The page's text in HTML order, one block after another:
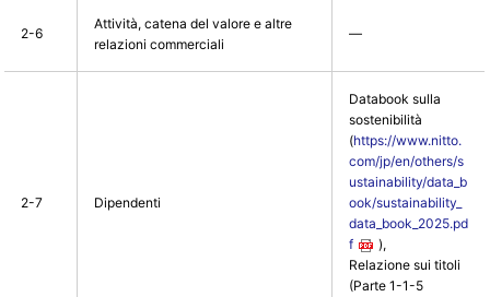
2-6
Attività, catena del valore e altre
relazioni commerciali
―
2-7 Dipendenti
Databook sulla
sostenibilità
(https://www.nitto.
com/jp/en/others/s
ustainability/data_b
ook/sustainability_
data_book_2025.pd
f
),
Relazione sui titoli
(Parte 1-1-5